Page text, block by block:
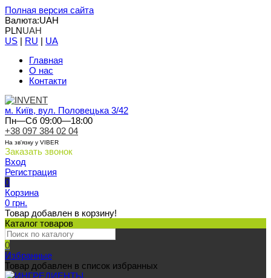
Полная версия сайта
Валюта:UAH
PLNUAH
US | RU | UA
Главная
О нас
Контакти
м. Київ, вул. Половецька 3/42
Пн—Сб 09:00—18:00
+38 097 384 02 04
На зв'язку у VIBER
Заказать звонок
Вход
Регистрация
0
Корзина
0 грн.
Товар добавлен в корзину!
Каталог товаров
0
Избранные
Товар добавлен в список избранных